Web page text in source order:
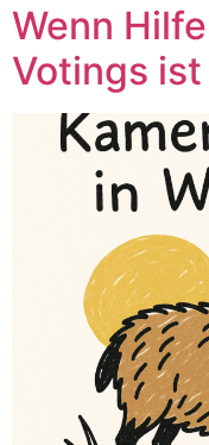
Wenn
Votings ist